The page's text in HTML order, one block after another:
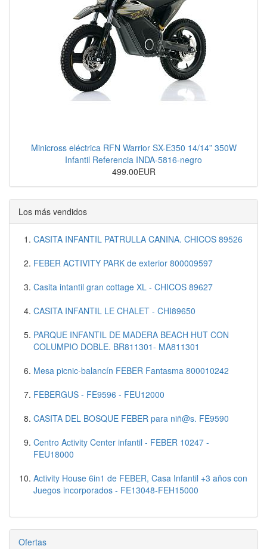
Minicross eléctrica RFN Warrior SX-E350 14/14” 350W
Infantil Referencia INDA-5816-negro
499.00EUR
Los más vendidos
CASITA INFANTIL PATRULLA CANINA. CHICOS 89526
FEBER ACTIVITY PARK de exterior 800009597
Casita intantil gran cottage XL - CHICOS 89627
CASITA INFANTIL LE CHALET - CHI89650
PARQUE INFANTIL DE MADERA BEACH HUT CON
COLUMPIO DOBLE. BR811301- MA811301
Mesa picnic-balancín FEBER Fantasma 800010242
FEBERGUS - FE9596 - FEU12000
CASITA DEL BOSQUE FEBER para niñ@s. FE9590
Centro Activity Center infantil - FEBER 10247 -
FEU18000
Activity House 6in1 de FEBER, Casa Infantil +3 años con
Juegos incorporados - FE13048-FEH15000
Ofertas